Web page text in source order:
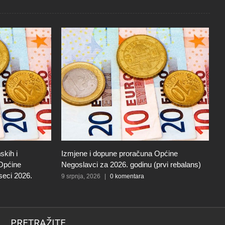
i
2026.
Izmjene i dopune proračuna Općine
Negoslavci za 2026. godinu (prvi rebalans)
9 srpnja, 2026 0 komentara